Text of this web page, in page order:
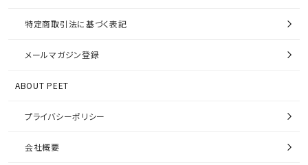
特定商取引法に基づく表記
メールマガジン登録
ABOUT PEET
プライバシーポリシー
会社概要